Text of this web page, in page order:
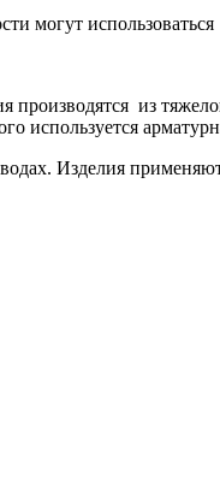
могут
производятся из
используется
Изделия